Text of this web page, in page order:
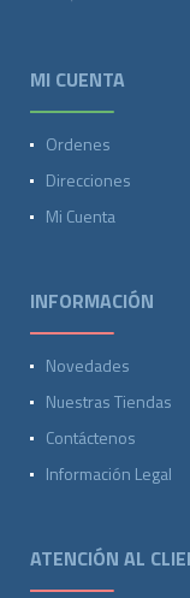
MI CUENTA
Ordenes
Direcciones
Mi Cuenta
INFORMACIÓN
Novedades
Nuestras Tiendas
Contáctenos
Información Legal
ATENCIÓN AL